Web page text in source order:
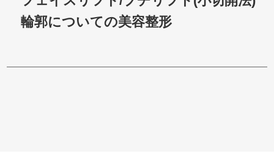
輪郭についての美容整形